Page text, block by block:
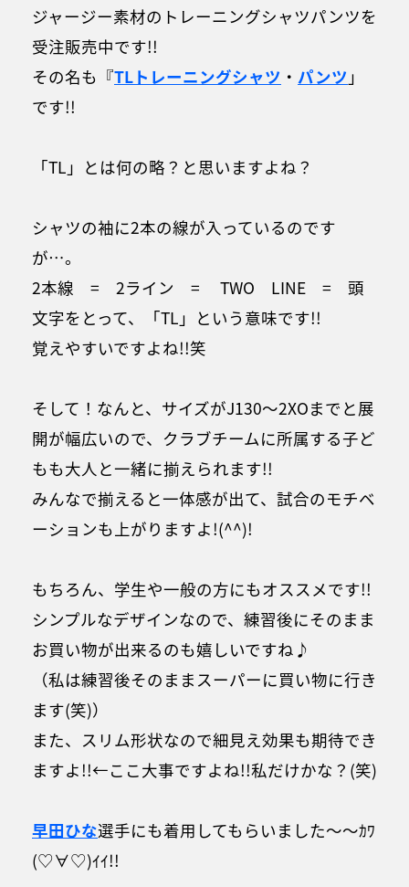
ジャージー素材のトレーニングシャツパンツを
受注販売中です!!
その名も『TLトレーニングシャツ ・ パンツ 」
です!!
「TL」とは何の略？と思いますよね？
シャツの袖に2本の線が入っているのです
が…。
2本線 = 2ライン = TWO LINE = 頭
文字をとって、「TL」という意味です!!
覚えやすいですよね!!笑
そして！なんと、サイズがJ130～2XOまでと展
開が幅広いので、クラブチームに所属する子ど
もも大人と一緒に揃えられます!!
みんなで揃えると一体感が出て、試合のモチベ
ーションも上がりますよ!(^^)!
もちろん、学生や一般の方にもオススメです!!
シンプルなデザインなので、練習後にそのまま
お買い物が出来るのも嬉しいですね♪
（私は練習後そのままスーパーに買い物に行き
ます(笑)）
また、スリム形状なので細見え効果も期待でき
ますよ!!←ここ大事ですよね!!私だけかな？(笑)
早田ひな選手にも着用してもらいました～～ｶﾜ
(♡∀♡)ｲｲ!!